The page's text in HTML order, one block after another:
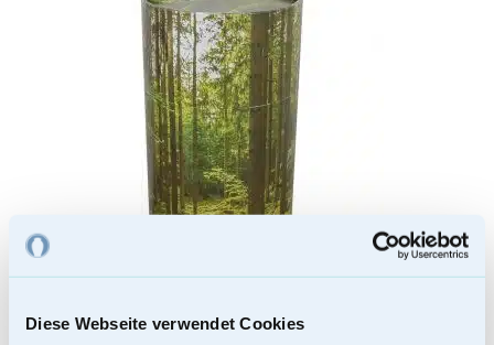
Diese Webseite verwendet Cookies